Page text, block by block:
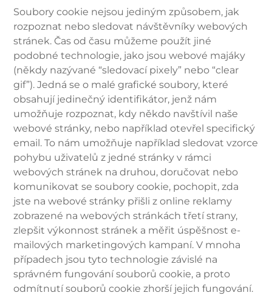
Soubory cookie nejsou jediným způsobem, jak
rozpoznat nebo sledovat návštěvníky webových
stránek. Čas od času můžeme použít jiné
podobné technologie, jako jsou webové majáky
(někdy nazývané “sledovací pixely” nebo “clear
gif”). Jedná se o malé grafické soubory, které
obsahují jedinečný identifikátor, jenž nám
umožňuje rozpoznat, kdy někdo navštívil naše
webové stránky, nebo například otevřel specifický
email. To nám umožňuje například sledovat vzorce
pohybu uživatelů z jedné stránky v rámci
webových stránek na druhou, doručovat nebo
komunikovat se soubory cookie, pochopit, zda
jste na webové stránky přišli z online reklamy
zobrazené na webových stránkách třetí strany,
zlepšit výkonnost stránek a měřit úspěšnost e-
mailových marketingových kampaní. V mnoha
případech jsou tyto technologie závislé na
správném fungování souborů cookie, a proto
odmítnutí souborů cookie zhorší jejich fungování.